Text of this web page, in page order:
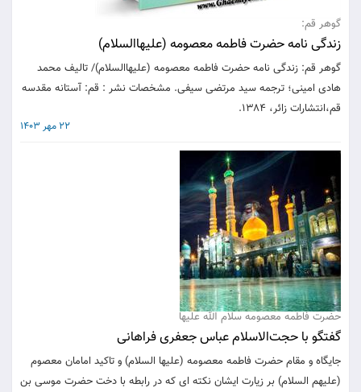
گوهر قم:
زندگی نامه حضرت فاطمه معصومه (علیهاالسلام)
گوهر قم: زندگی نامه حضرت فاطمه معصومه (علیهاالسلام)/ تالیف محمد
هادی امینی؛ ترجمه سید مرتضی سیفی. مشخصات نشر : قم: آستانه مقدسه
قم،انتشارات زائر، 1384.
22 مهر 1403
حضرت فاطمه معصومه سلام الله علیها
گفتگو با حجت‌الاسلام عباس جعفری فراهانی
جایگاه و مقام حضرت فاطمه معصومه (علیها السلام) و تاکید امامان معصوم
(علیهم السلام) بر زیارت ایشان نکته ای که در رابطه با دخت حضرت موسی بن